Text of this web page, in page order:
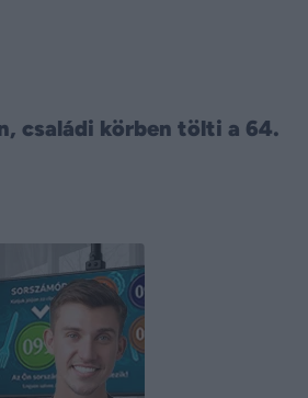
családi körben tölti a 64.